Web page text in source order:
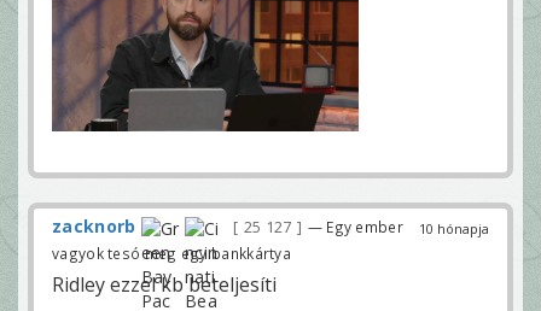
10 hónapja
zacknorb 25 127
— Egy ember
vagyok tesó meg egy bankkártya
Ridley ezzel kb beteljesíti